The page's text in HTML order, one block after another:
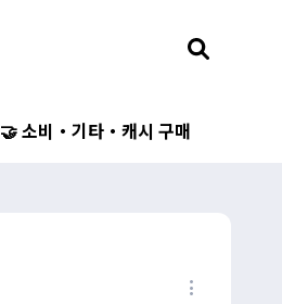
🤝 소비・기타・캐시 구매